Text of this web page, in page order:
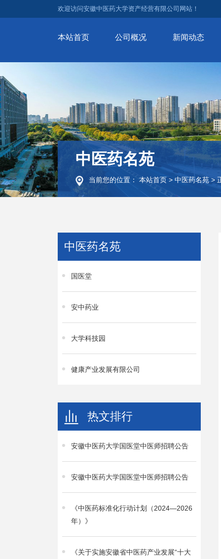
欢迎访问安徽中医药大学资产经营有限公司网站！
本站首页 公司概况 新闻动态
中医药名苑
当前您的位置： 本站首页> 中医药名苑>
中医药名苑
国医堂
安中药业
大学科技园
健康产业发展有限公司
热文排行
安徽中医药大学国医堂中医师招聘公告
安徽中医药大学国医堂中医师招聘公告
《中医药标准化行动计划（2024—2026
年）》
《关于实施安徽省中医药产业发展“十大